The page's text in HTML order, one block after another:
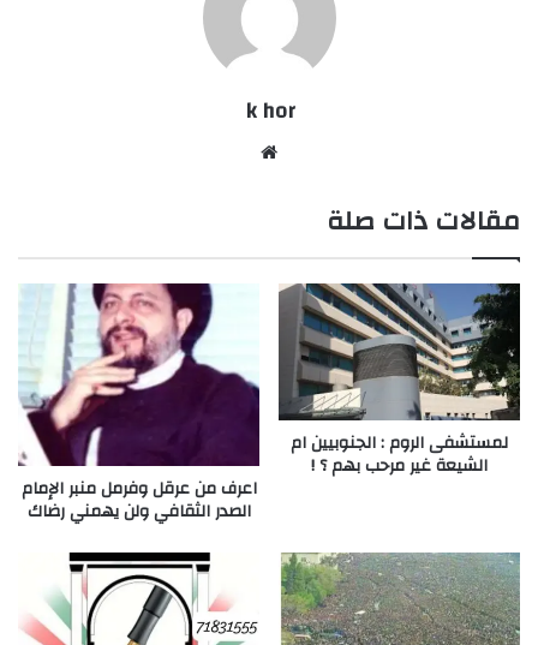
k hor
مقالات ذات صلة
لمستشفى الروم : الجنوبيين ام
الشيعة غير مرحب بهم ؟ !
اعرف من عرقل وفرمل منبر الإمام
الصدر الثقافي ولن يهمني رضاك